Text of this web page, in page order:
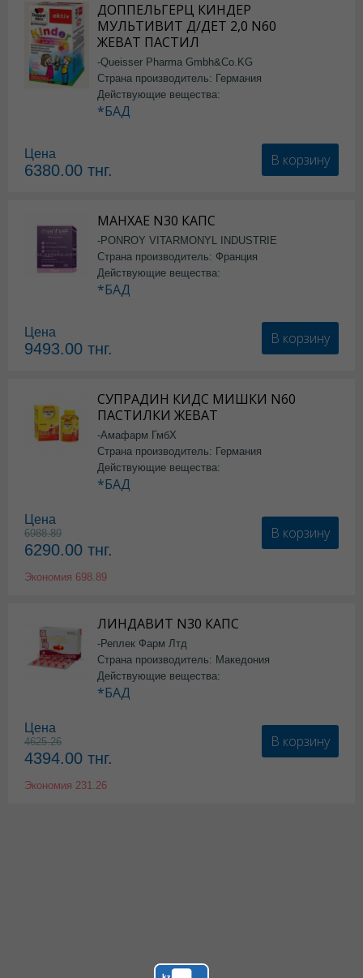
ДОППЕЛЬГЕРЦ КИНДЕР
МУЛЬТИВИТ Д/ДЕТ 2,0 N60
ЖЕВАТ ПАСТИЛ
-Queisser Pharma Gmbh&Co.KG
Страна производитель: Германия
Действующие вещества:
*БАД
Цена
6380.00 тнг.
В корзину
МАНХАЕ N30 КАПС
-PONROY VITARMONYL INDUSTRIE
Страна производитель: Франция
Действующие вещества:
*БАД
Цена
9493.00 тнг.
В корзину
СУПРАДИН КИДС МИШКИ N60
ПАСТИЛКИ ЖЕВАТ
-Амафарм ГмбХ
Страна производитель: Германия
Действующие вещества:
*БАД
Цена
6988.89
6290.00 тнг.
Экономия 698.89
В корзину
ЛИНДАВИТ N30 КАПС
-Реплек Фарм Лтд
Страна производитель: Македония
Действующие вещества:
*БАД
Цена
4625.26
4394.00 тнг.
Экономия 231.26
В корзину